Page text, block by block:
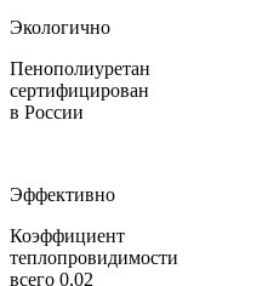
Экологично
Пенополиуретан
сертифицирован
в России
Эффективно
Коэффициент
теплопровидимости
всего 0,02